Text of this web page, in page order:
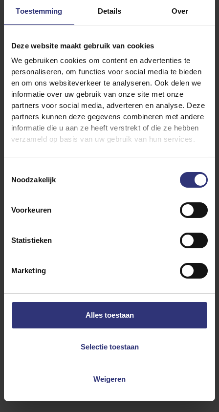
Toestemming Details Over
Deze website maakt gebruik van cookies
We gebruiken cookies om content en advertenties te
personaliseren, om functies voor social media te bieden
en om ons websiteverkeer te analyseren. Ook delen we
informatie over uw gebruik van onze site met onze
partners voor social media, adverteren en analyse. Deze
partners kunnen deze gegevens combineren met andere
informatie die u aan ze heeft verstrekt of die ze hebben
verzameld op basis van uw gebruik van hun services.
Noodzakelijk
Voorkeuren
Statistieken
Marketing
Alles toestaan
Selectie toestaan
Weigeren
2 bosuien, in schuine plakjes
1 sinaasappel, in gehalveerde schijfjes
390 g kippendijfilet, in blokjes
20 g pinda’s, grof gehakt
1 tl sesamzaadjes
zonnebloemolie
voor de marinade
3 teentjes knoflook, in dunne plakjes
gehalveerd
1 sinaasappel, het sap
½ tl rijstazijn